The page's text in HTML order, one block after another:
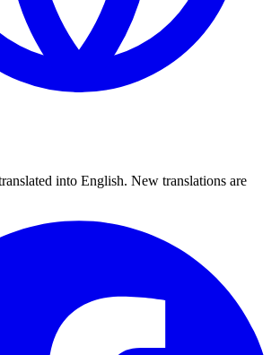
into English. New translations are